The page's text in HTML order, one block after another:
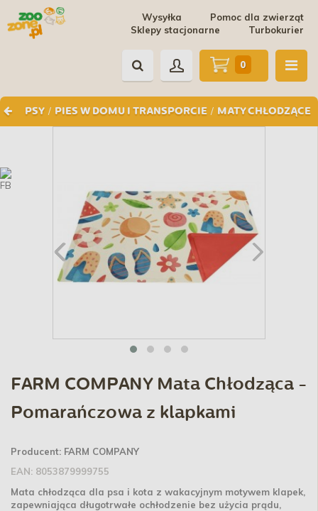
Pomoc dla zwierząt
Wysyłka
Turbokurier
Sklepy stacjonarne
PSY / PIES W DOMU I TRANSPORCIE / MATY CHŁODZĄCE
0
FARM COMPANY Mata Chłodząca -
Pomarańczowa z klapkami
Producent: FARM COMPANY
EAN: 8053879999755
Mata chłodząca dla psa i kota z wakacyjnym motywem klapek,
zapewniająca długotrwałe ochłodzenie bez użycia prądu,